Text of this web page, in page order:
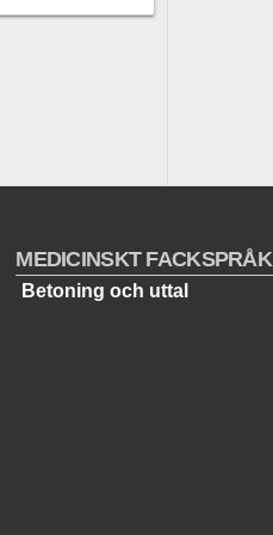
MEDICINSKT FACKSPRÅK
Betoning och uttal